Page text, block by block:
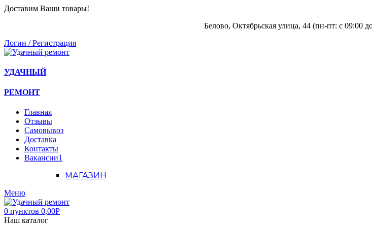
Доставим Ваши товары!
Белово, Октябрьская улица, 44 (пн-пт: с 09:00
Логин / Регистрация
УДАЧНЫЙ
РЕМОНТ
Главная
Отзывы
Самовывоз
Доставка
Контакты
Вакансии1
МАГАЗИН
Меню
0 пунктов 0,00Р
Наш каталог